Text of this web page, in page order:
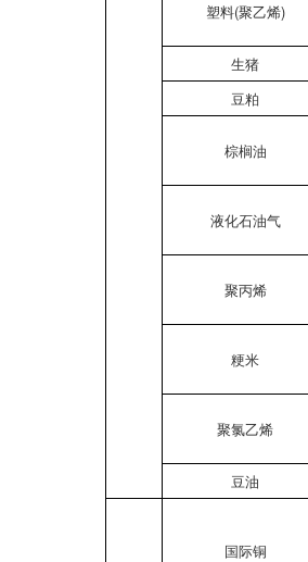
塑料(聚乙烯)
生猪
豆粕
棕榈油
液化石油气
聚丙烯
粳米
聚氯乙烯
豆油
国际铜